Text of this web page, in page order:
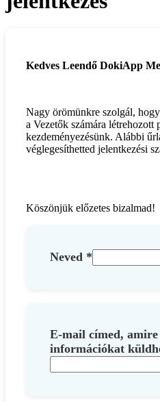
Kedves Leendő DokiApp
Nagy örömünkre szolgál,
a Vezetők számára létrehozott
kezdeményezésünk. Alábbi
véglegesíthetted jelentkezési
Köszönjük előzetes bizalmad!
Neved *
E-mail címed,
információkat